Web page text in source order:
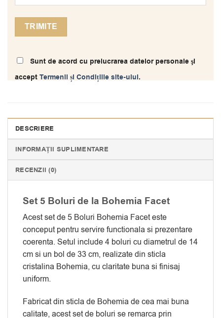
Sunt de acord cu prelucrarea datelor personale şi
acceptTermenii și Condițiile site-ului.
DESCRIERE
INFORMAȚII SUPLIMENTARE
RECENZII (0)
Set 5 Boluri de la Bohemia Facet
Acest set de 5 Boluri Bohemia Facet este
conceput pentru servire functionala si prezentare
coerenta. Setul include 4 boluri cu diametrul de 14
cm si un bol de 33 cm, realizate din sticla
cristalina Bohemia, cu claritate buna si finisaj
uniform.
Fabricat din sticla de Bohemia de cea mai buna
calitate, acest set de boluri se remarca prin